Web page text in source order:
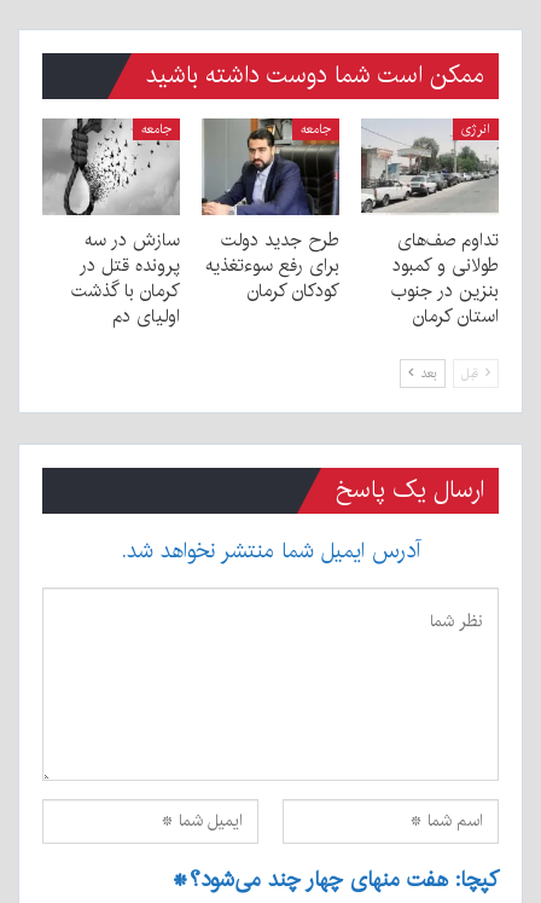
ممکن است شما دوست داشته باشید
انرژی
تداوم صف‌های
طولانی و کمبود
بنزین در جنوب
استان کرمان
جامعه
طرح جدید دولت
برای رفع سوءتغذیه
کودکان کرمان
جامعه
سازش در سه
پرونده قتل در
کرمان با گذشت
اولیای دم
قبل بعد
ارسال یک پاسخ
آدرس ایمیل شما منتشر نخواهد شد.
کپچا: هفت منهای چهار چند می‌شود؟*